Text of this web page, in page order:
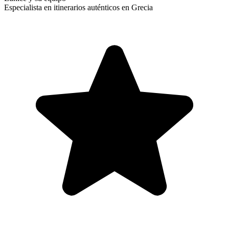
Especialista en itinerarios auténticos en Grecia